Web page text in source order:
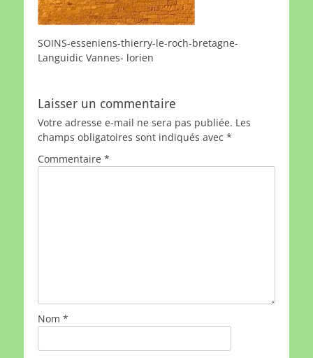
SOINS-esseniens-thierry-le-roch-bretagne-
Languidic Vannes- lorien
Laisser un commentaire
Votre adresse e-mail ne sera pas publiée. Les
champs obligatoires sont indiqués avec *
Commentaire *
Nom *